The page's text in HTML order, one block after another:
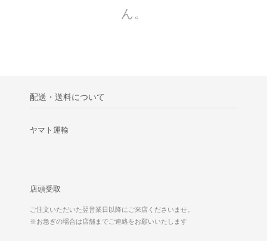
ん。
配送・送料について
ヤマト運輸
店頭受取
ご注文いただいた翌営業日以降にご来店くださいませ。
※お急ぎの場合は店舗までご連絡をお願いいたします